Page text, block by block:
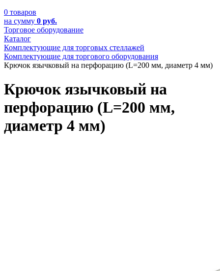
0 товаров
на сумму 0 руб.
Торговое оборудование
Каталог
Комплектующие для торговых стеллажей
Комплектующие для торгового оборудования
Крючок язычковый на перфорацию (L=200 мм, диаметр 4 мм)
Крючок язычковый на
перфорацию (L=200 мм,
диаметр 4 мм)